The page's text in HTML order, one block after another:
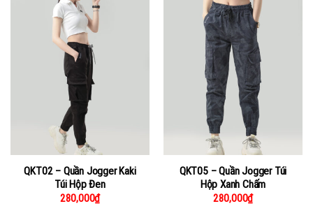
QKT02 – Quần Jogger Kaki
Túi Hộp Đen
280,000₫
QKT05 – Quần Jogger Túi
Hộp Xanh Chấm
280,000₫